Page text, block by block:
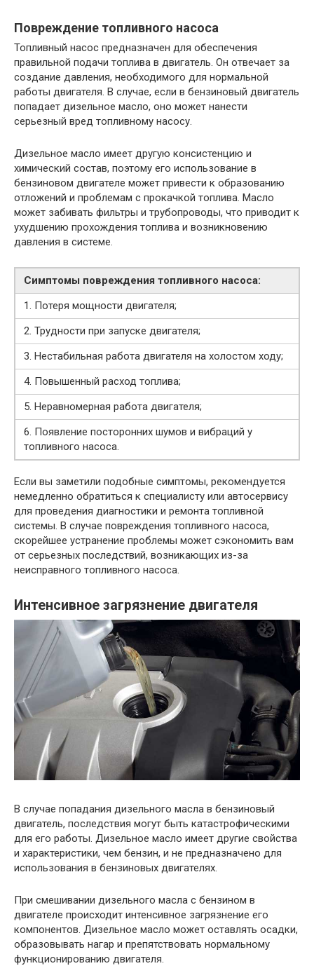
Повреждение топливного насоса
Топливный насос предназначен для обеспечения
правильной подачи топлива в двигатель. Он отвечает за
создание давления, необходимого для нормальной
работы двигателя. В случае, если в бензиновый двигатель
попадает дизельное масло, оно может нанести
серьезный вред топливному насосу.
Дизельное масло имеет другую консистенцию и
химический состав, поэтому его использование в
бензиновом двигателе может привести к образованию
отложений и проблемам с прокачкой топлива. Масло
может забивать фильтры и трубопроводы, что приводит к
ухудшению прохождения топлива и возникновению
давления в системе.
Симптомы повреждения топливного насоса:
1. Потеря мощности двигателя;
2. Трудности при запуске двигателя;
3. Нестабильная работа двигателя на холостом ходу;
4. Повышенный расход топлива;
5. Неравномерная работа двигателя;
6. Появление посторонних шумов и вибраций у
топливного насоса.
Если вы заметили подобные симптомы, рекомендуется
немедленно обратиться к специалисту или автосервису
для проведения диагностики и ремонта топливной
системы. В случае повреждения топливного насоса,
скорейшее устранение проблемы может сэкономить вам
от серьезных последствий, возникающих из-за
неисправного топливного насоса.
Интенсивное загрязнение двигателя
В случае попадания дизельного масла в бензиновый
двигатель, последствия могут быть катастрофическими
для его работы. Дизельное масло имеет другие свойства
и характеристики, чем бензин, и не предназначено для
использования в бензиновых двигателях.
При смешивании дизельного масла с бензином в
двигателе происходит интенсивное загрязнение его
компонентов. Дизельное масло может оставлять осадки,
образовывать нагар и препятствовать нормальному
функционированию двигателя.